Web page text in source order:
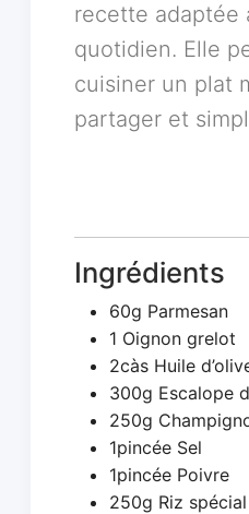
recette adaptée
quotidien. Elle
cuisiner un plat
partager et
Ingrédients
60g Parmesan
1 Oignon grelot
2càs Huile
300g Escalope
250g
1pincée Sel
1pincée Poivre
250g Riz